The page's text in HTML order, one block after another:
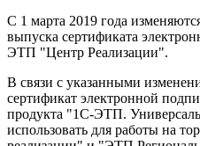
С 1 марта 2019 года
выпуска сертификата
ЭТП "Центр Реализации".
В связи с указанными
сертификат электронной
продукта "1С-ЭТП.
использовать для работы на